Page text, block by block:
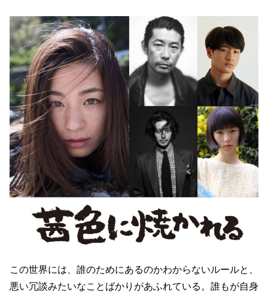
この世界には、誰のためにあるのかわからないルールと、
悪い冗談みたいなことばかりがあふれている。誰もが自身